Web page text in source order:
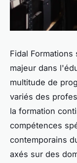
Fidal
majeur dans
multitude de
variés des
la formation
compétences
contemporains
axés sur des